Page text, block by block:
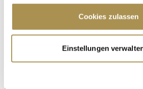
Cookie-Erklärung oder durch Klicken
Trigger Symbol ändern oder widerrufen
Informationen über Ihre
erfassen, welche bis auf einige
Cookies zulassen
Einstellungen